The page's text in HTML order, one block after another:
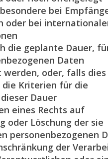
bei
oder bei
die geplante Dauer,
Daten
werden, oder, falls
die Kriterien für die
Dauer
eines Rechts auf
oder Löschung der sie
personenbezogenen
der